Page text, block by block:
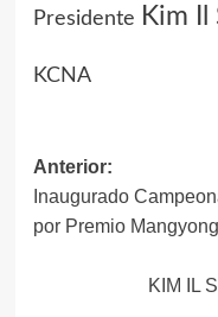
Presidente Kim Il
KCNA
Navegación
de
entradas
Anterior:
Inaugurado
por Premio
KIM IL